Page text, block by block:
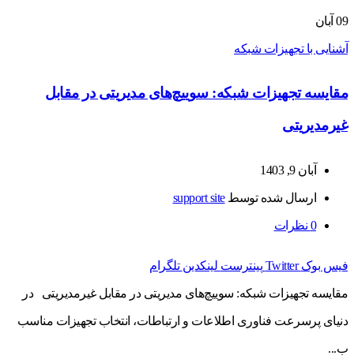
09 آبان
آشنایی با تجهیزات شبکه
مقایسه تجهیزات شبکه: سوییچ‌های مدیریتی در مقابل
غیرمدیریتی
آبان 9, 1403
ارسال شده توسطsupport site
0 نظرات
فیس بوک Twitter پینترست لینکدین تلگرام
مقایسه تجهیزات شبکه: سوییچ‌های مدیریتی در مقابل غیرمدیریتی در
دنیای پرسرعت فناوری اطلاعات و ارتباطات، انتخاب تجهیزات مناسب
ب...